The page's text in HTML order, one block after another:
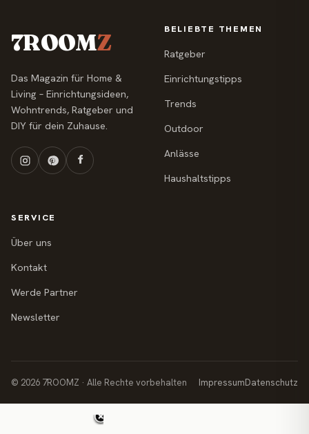
7ROOMZ
Das Magazin für Home &
Living – Einrichtungsideen,
Wohntrends, Ratgeber und
DIY für dein Zuhause.
BELIEBTE THEMEN
Ratgeber
Einrichtungstipps
Trends
Outdoor
Anlässe
Haushaltstipps
SERVICE
Über uns
Kontakt
Werde Partner
Newsletter
© 2026 7ROOMZ · Alle Rechte vorbehalten ImpressumDatenschutz